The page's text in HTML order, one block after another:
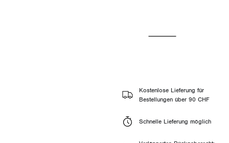
Kostenlose Lieferung für
Bestellungen über 90 CHF
Schnelle Lieferung möglich